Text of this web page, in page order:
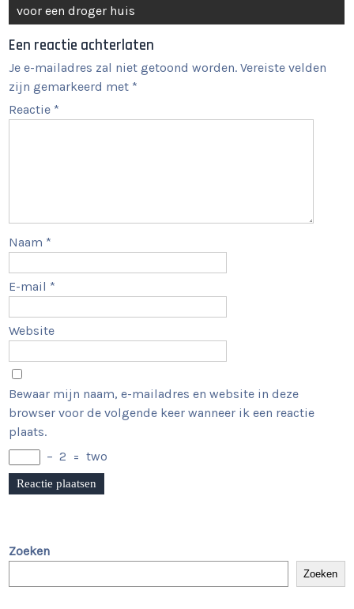
voor een droger huis
Een reactie achterlaten
Je e-mailadres zal niet getoond worden. Vereiste velden
zijn gemarkeerd met *
Reactie *
Naam *
E-mail *
Website
Bewaar mijn naam, e-mailadres en website in deze
browser voor de volgende keer wanneer ik een reactie
plaats.
− 2 = two
Zoeken
Zoeken